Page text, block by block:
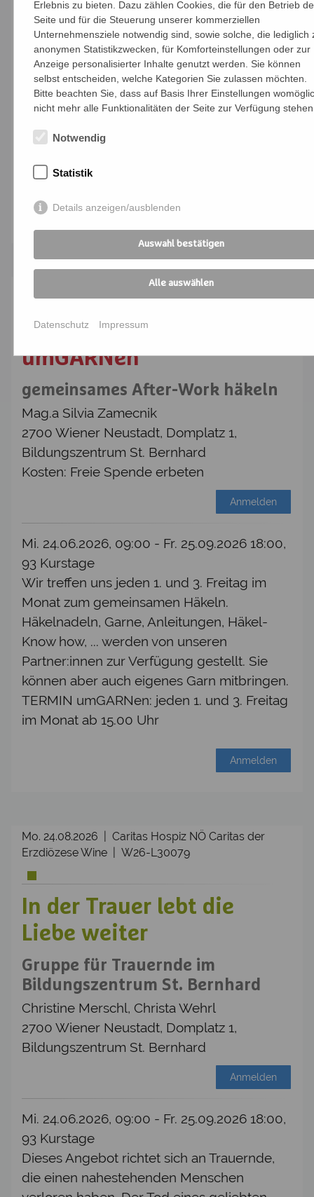
für Schritt Sicherheit im Lesen gewinnen.
Die Lesebegleiter:in
- unterstützt Erwachsene beim Lesen -
einzeln oder in kleinen Gruppen,
Infoartikel zu diesem Thema:
Fr. 21.08.2026 | Bildungszentrum St.
umGARNen
gemeinsames After-Work häkeln
Mag.a Silvia Zamecnik
2700 Wiener Neustadt, Domplatz 1,
Bildungszentrum St. Bernhard
Kosten: Freie Spende erbeten
Anmelden
Mi. 24.06.2026, 09:00 - Fr. 25.09.2026 18:00,
93 Kurstage
Wir treffen uns jeden 1. und 3. Freitag im
Monat zum gemeinsamen Häkeln.
Häkelnadeln, Garne, Anleitungen, Häkel-
Know how, ... werden von unseren
Partner:innen zur Verfügung gestellt. Sie
können aber auch eigenes Garn mitbringen.
TERMIN umGARNen: jeden 1. und 3. Freitag
im Monat ab 15.00 Uhr
Anmelden
Mo. 24.08.2026 | Caritas Hospiz NÖ Caritas der
Erzdiözese Wine | W26-L30079
In der Trauer lebt die
Liebe weiter
Gruppe für Trauernde im
Bildungszentrum St. Bernhard
Christine Merschl, Christa Wehrl
2700 Wiener Neustadt, Domplatz 1,
Bildungszentrum St. Bernhard
Anmelden
Mi. 24.06.2026, 09:00 - Fr. 25.09.2026 18:00,
93 Kurstage
Dieses Angebot richtet sich an Trauernde,
die einen nahestehenden Menschen
Erlebnis zu bieten. Dazu zählen Cookies, die für den Betrieb
Seite und für die Steuerung unserer kommerziellen
Unternehmensziele notwendig sind, sowie solche, die lediglich
anonymen Statistikzwecken, für Komforteinstellungen oder zur
Anzeige personalisierter Inhalte genutzt werden. Sie können
selbst entscheiden, welche Kategorien Sie zulassen möchten.
Bitte beachten Sie, dass auf Basis Ihrer Einstellungen
nicht mehr alle Funktionalitäten der Seite zur Verfügung
Notwendig
Statistik
Details anzeigen/ausblenden
Auswahl bestätigen
Alle auswählen
Datenschutz Impressum